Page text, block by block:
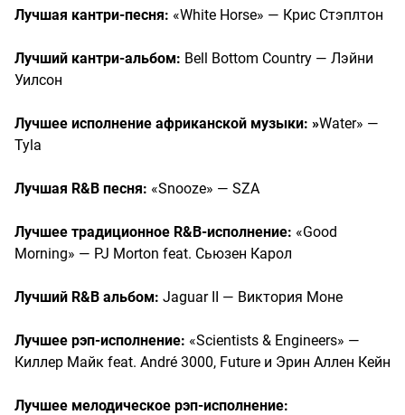
Лучшая кантри-песня: «White Horse» — Крис Стэплтон
Лучший кантри-альбом: Bell Bottom Country — Лэйни
Уилсон
Лучшее исполнение африканской музыки: »Water» —
Tyla
Лучшая R&B песня: «Snooze» — SZA
Лучшее традиционное R&B-исполнение: «Good
Morning» — PJ Morton feat. Сьюзен Карол
Лучший R&B альбом: Jaguar II — Виктория Моне
Лучшее рэп-исполнение: «Scientists & Engineers» —
Киллер Майк feat. André 3000, Future и Эрин Аллен Кейн
Лучшее мелодическое рэп-исполнение: